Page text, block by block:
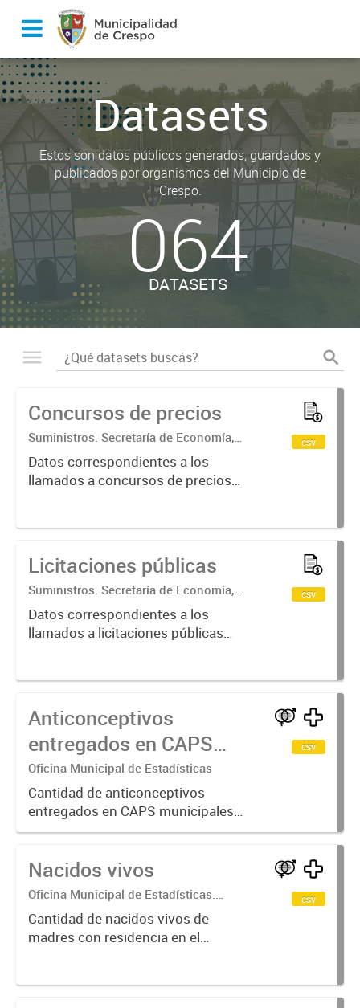
Datasets
Estos son datos públicos generados, guardados y
publicados por organismos del Municipio de
Crespo.
064
DATASETS
Concursos de precios
Suministros. Secretaría de Economía,
Hacienda y Producción
Datos correspondientes a los
llamados a concursos de precios
csv
Licitaciones públicas
Suministros. Secretaría de Economía,
Hacienda y Producción
Datos correspondientes a los
llamados a licitaciones públicas
csv
Anticonceptivos
entregados en CAPS
municipales
Oficina Municipal de Estadísticas
Cantidad de anticonceptivos
entregados en CAPS municipales
por tipo de anticonceptivo. Años
csv
Nacidos vivos
Oficina Municipal de Estadísticas.
Secretaría de Economía, Hacienda y
Producción
Cantidad de nacidos vivos de
madres con residencia en el
csv